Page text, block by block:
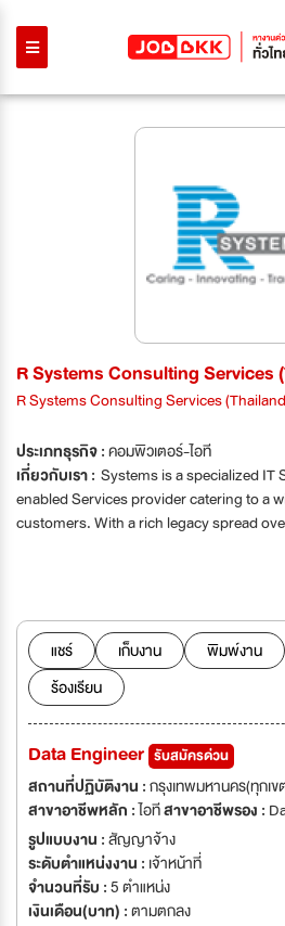
R Systems Consulting Services
R Systems Consulting Services
ประเภทธุรกิจ :คอมพิวเตอร์-ไอที
เกี่ยวกับเรา : Systems is a specialized
enabled Services provider catering to a
customers. With a rich legacy spread
แชร์ เก็บงาน
พิมพ์งาน
ร้องเรียน
Data Engineer รับสมัครด่วน
สถานที่ปฏิบัติงาน :กรุงเทพมหานคร(ทุกเข
สาขาอาชีพหลัก :ไอทีสาขาอาชีพรอง :
รูปแบบงาน :สัญญาจ้าง
ระดับตำแหน่งงาน : เจ้าหน้าที่
จำนวนที่รับ :5 ตำแหน่ง
เงินเดือน(บาท) :ตามตกลง